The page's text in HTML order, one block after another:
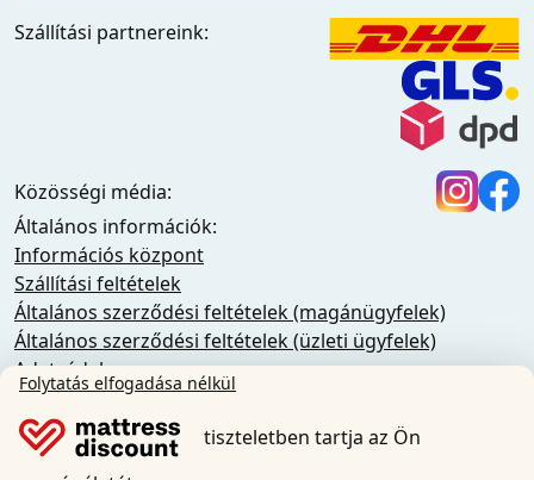
Szállítási partnereink:
Közösségi média:
Általános információk:
Információs központ
Szállítási feltételek
Általános szerződési feltételek (magánügyfelek)
Általános szerződési feltételek (üzleti ügyfelek)
Adatvédelem
Sütik
Lemondási szabályzat
Impresszum
Folytatás elfogadása nélkül
tiszteletben tartja az Ön